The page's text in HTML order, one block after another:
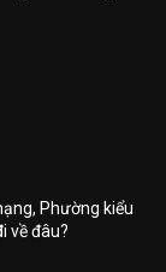
Phường kiểu
về đâu?